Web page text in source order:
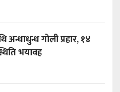
अन्धाधुन्ध गोली प्रहार, १४
भयावह